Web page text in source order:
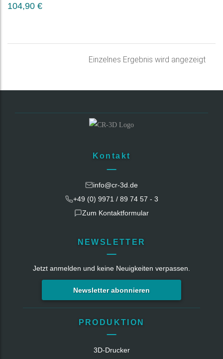
104,90 €
Einzelnes Ergebnis wird angezeigt
Kontakt
info@cr-3d.de
+49 (0) 9971 / 89 74 57 - 3
Zum Kontaktformular
NEWSLETTER
Jetzt anmelden und keine Neuigkeiten verpassen.
Newsletter abonnieren
PRODUKTION
3D-Drucker